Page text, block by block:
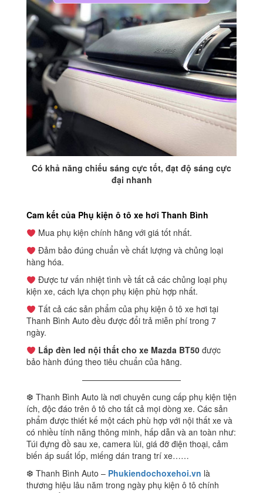
Có khả năng chiếu sáng cực tốt, đạt độ sáng cực
đại nhanh
Cam kết của Phụ kiện ô tô xe hơi Thanh Bình
Mua phụ kiện chính hãng với giá tốt nhất.
Đảm bảo đúng chuẩn về chất lượng và chủng loại
hàng hóa.
Được tư vấn nhiệt tình về tất cả các chủng loại phụ
kiện xe, cách lựa chọn phụ kiện phù hợp nhất.
Tất cả các sản phẩm của phụ kiện ô tô xe hơi tại
Thanh Bình Auto đều được đổi trả miễn phí trong 7
ngày.
Lắp đèn led nội thất cho xe Mazda BT50được
bảo hành đúng theo tiêu chuẩn của hãng.
————————————
❆ Thanh Bình Auto là nơi chuyên cung cấp phụ kiện tiện
ích, độc đáo trên ô tô cho tất cả mọi dòng xe. Các sản
phẩm được thiết kế một cách phù hợp với nội thất xe và
có nhiều tính năng thông minh, hấp dẫn và an toàn như:
Túi đựng đồ sau xe, camera lùi, giá đỡ điện thoại, cảm
biến áp suất lốp, miếng dán trang trí xe……
❆ Thanh Bình Auto – Phukiendochoxehoi.vn là
thương hiệu lâu năm trong ngày phụ kiện ô tô chính